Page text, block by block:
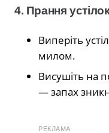
4. Прання
Виперіть
милом.
Висушіть на
— запах
РЕКЛАМА